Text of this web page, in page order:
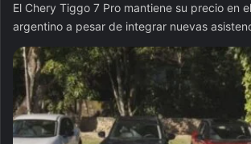
El Chery Tiggo 7 Pro mantiene su precio en
argentino a pesar de integrar nuevas